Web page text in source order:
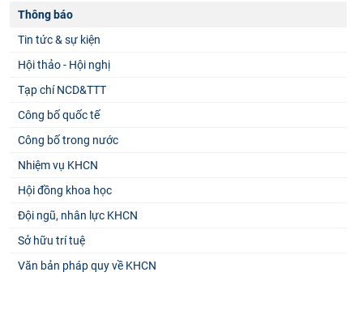
Thông báo
Tin tức & sự kiện
Hội thảo - Hội nghị
Tạp chí NCD&TTT
Công bố quốc tế
Công bố trong nước
Nhiệm vụ KHCN
Hội đồng khoa học
Đội ngũ, nhân lực KHCN
Sở hữu trí tuệ
Văn bản pháp quy về KHCN